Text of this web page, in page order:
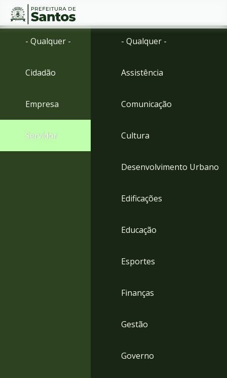
Ir
menu
para
Conteúdo
- Qualquer -
Cidadão
Empresa
Servidor
- Qualquer -
Assistência
Comunicação
Cultura
Desenvolvimento Urbano
Edificações
Educação
Esportes
Finanças
Gestão
Governo